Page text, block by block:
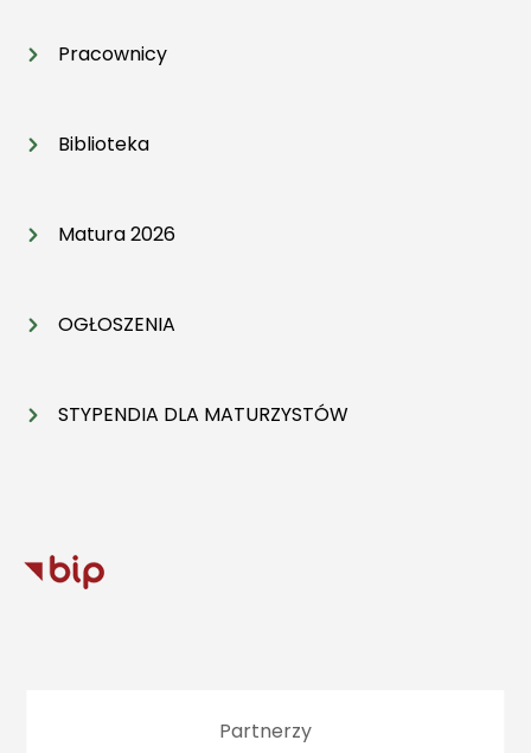
Pracownicy
Biblioteka
Matura 2026
OGŁOSZENIA
STYPENDIA DLA MATURZYSTÓW
Partnerzy